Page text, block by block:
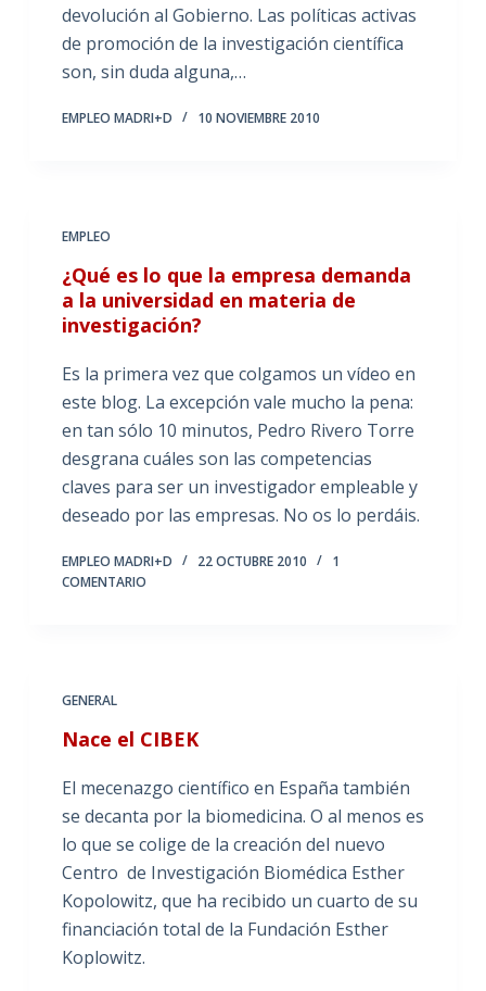
devolución al Gobierno. Las políticas activas
de promoción de la investigación científica
son, sin duda alguna,…
EMPLEO MADRI+D 10 NOVIEMBRE 2010
EMPLEO
¿Qué es lo que la empresa demanda
a la universidad en materia de
investigación?
Es la primera vez que colgamos un vídeo en
este blog. La excepción vale mucho la pena:
en tan sólo 10 minutos, Pedro Rivero Torre
desgrana cuáles son las competencias
claves para ser un investigador empleable y
deseado por las empresas. No os lo perdáis.
EMPLEO MADRI+D 22 OCTUBRE 2010
1
COMENTARIO
GENERAL
Nace el CIBEK
El mecenazgo científico en España también
se decanta por la biomedicina. O al menos es
lo que se colige de la creación del nuevo
Centro de Investigación Biomédica Esther
Kopolowitz, que ha recibido un cuarto de su
financiación total de la Fundación Esther
Koplowitz.